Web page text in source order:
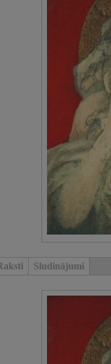
Sludinājumi